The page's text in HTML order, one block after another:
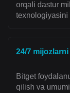
orqali dastur
texnologiyasini
24/7
Bitget
qilish va